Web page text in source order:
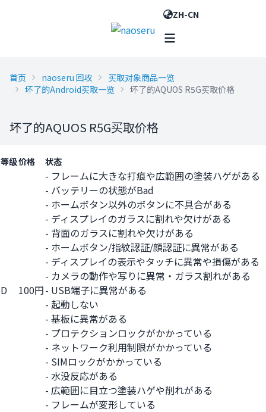
ZH-CN
首页 naoseru 回收
买取对象商品一览
坏了的Android买取一览
坏了的AQUOS R5G买取价格
坏了的AQUOS R5G买取价格
等级价格 状态
D 100円
- フレームに大きな打痕や広範囲の塗装ハゲがある
- バッテリーの状態がBad
- ホームボタン以外のボタンに不具合がある
- ディスプレイのガラスに割れや欠けがある
- 背面のガラスに割れや欠けがある
- ホームボタン/指紋認証/顔認証に異常がある
- ディスプレイの表示やタッチに異常や損傷がある
- カメラの動作や写りに異常・ガラス割れがある
- USB端子に異常がある
- 起動しない
- 基板に異常がある
- プロテクションロックがかかっている
- ネットワーク利用制限がかかっている
- SIMロックがかかっている
- 水没反応がある
- 広範囲に目立つ塗装ハゲや削れがある
- フレームが変形している